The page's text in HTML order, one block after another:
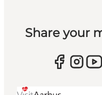
Share your